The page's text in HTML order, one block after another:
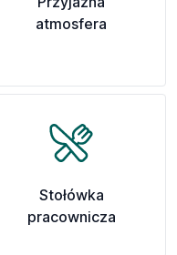
atmosfera
Stołówka
pracownicza